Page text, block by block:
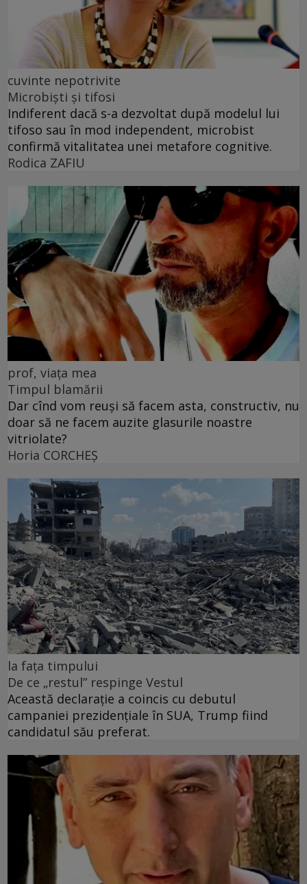
cuvinte nepotrivite
Microbiști și tifosi
Indiferent dacă s-a dezvoltat după modelul lui
tifoso sau în mod independent, microbist
confirmă vitalitatea unei metafore cognitive.
Rodica ZAFIU
prof, viața mea
Timpul blamării
Dar cînd vom reuși să facem asta, constructiv, nu
doar să ne facem auzite glasurile noastre
vitriolate?
Horia CORCHEŞ
la fața timpului
De ce „restul” respinge Vestul
Această declarație a coincis cu debutul
campaniei prezidențiale în SUA, Trump fiind
candidatul său preferat.